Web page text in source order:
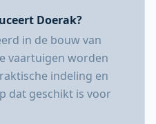
Doerak?
in de bouw van
vaartuigen worden
indeling en
dat geschikt is voor